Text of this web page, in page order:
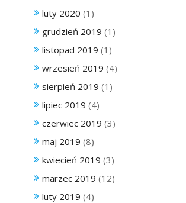
luty 2020 (1)
grudzień 2019 (1)
listopad 2019 (1)
wrzesień 2019 (4)
sierpień 2019 (1)
lipiec 2019 (4)
czerwiec 2019 (3)
maj 2019 (8)
kwiecień 2019 (3)
marzec 2019 (12)
luty 2019 (4)